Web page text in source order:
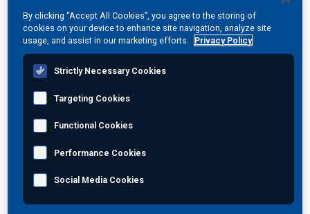
Inspections
By clicking “Accept All Cookies”, you agree to the storing of
cookies on your device to enhance site navigation, analyze site
usage, and assist in our marketing efforts.
Privacy Policy
Strictly Necessary Cookies
Targeting Cookies
Functional Cookies
Performance Cookies
Social Media Cookies